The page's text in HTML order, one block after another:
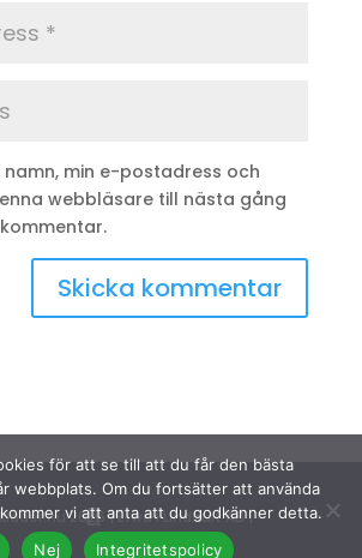
min e-postadress och
webbläsare till nästa gång
2026 | Efwa i Lindhult AB |
för att se till att du får den bästa
webbplats. Om du fortsätter att använda
vi att anta att du godkänner detta.
Nej Integritetspolicy